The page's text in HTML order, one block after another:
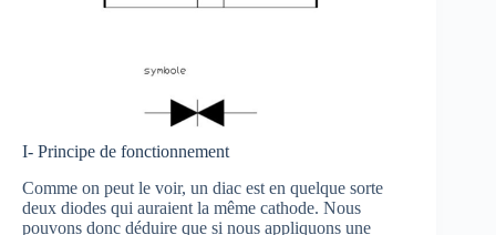
I- Principe de fonctionnement
Comme on peut le voir, un diac est en quelque sorte
deux diodes qui auraient la même cathode. Nous
pouvons donc déduire que si nous appliquons une